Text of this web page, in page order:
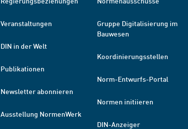
Veranstaltungen
DIN in der Welt
Publikationen
Newsletter abonnieren
Ausstellung NormenWerk
Gruppe Digitalisierung im
Bauwesen
Koordinierungsstellen
Norm-Entwurfs-Portal
Normen initiieren
DIN-Anzeiger